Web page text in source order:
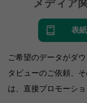
メディア
表
ご希望のデータがダ
タビューのご依頼、
は、直接プロモーシ